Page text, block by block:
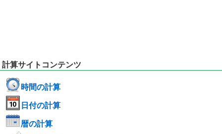
計算サイトコンテンツ
時間の計算
日付の計算
暦の計算